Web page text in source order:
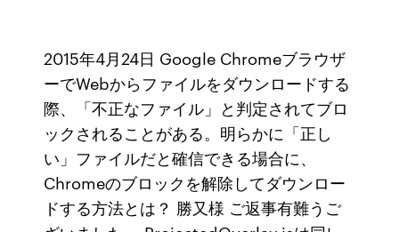
2015年4月24日 Google Chromeブラウザ
ーでWebからファイルをダウンロードする
際、「不正なファイル」と判定されてブロ
ックされることがある。明らかに「正し
い」ファイルだと確信できる場合に、
Chromeのブロックを解除してダウンロー
ドする方法とは？ 勝又様 ご返事有難うご